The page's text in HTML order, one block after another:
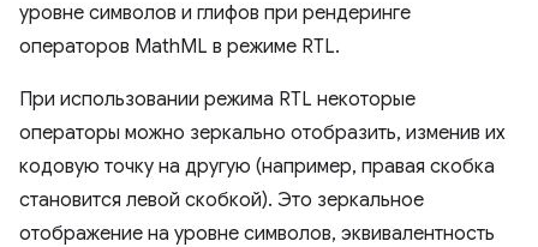
уровне символов и глифов при рендеринге
операторов MathML в режиме RTL.
При использовании режима RTL некоторые
операторы можно зеркально отобразить, изменив их
кодовую точку на другую (например, правая скобка
становится левой скобкой). Это зеркальное
отображение на уровне символов, эквивалентность